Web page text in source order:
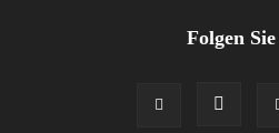
Folgen